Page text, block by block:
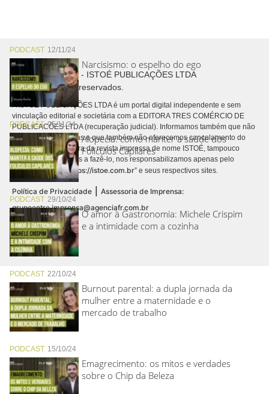
PODCAST 12/11/24
Narcisismo: o espelho do ego
PODCAST05/11/24
Alopecia: como manter a saúde dos
Folículos Capilares
PODCAST 29/10/24
O amor à Gastronomia: Michele Crispim
e a intimidade com a cozinha
PODCAST 22/10/24
Burnout parental: a dupla jornada da
mulher entre a maternidade e o
mercado de trabalho
PODCAST 15/10/24
Emagrecimento: os mitos e verdades
sobre o Chip da Beleza
Copyright © 2026 - ISTOÉ PUBLICAÇÕES LTDA
Todos os direitos reservados.
A ISTOÉ PUBLICAÇÕES LTDA é um portal digital independente e sem
vinculação editorial e societária com a EDITORA TRES COMÉRCIO DE
PUBLICACÕES LTDA (recuperação judicial). Informamos também que não
realizamos cobranças e que também não oferecemos cancelamento do
contrato de assinatura da revista impressa de nome ISTOÉ, tampouco
autorizamos terceiros a fazê-lo, nos responsabilizamos apenas pelo
conteúdo digital “https://istoe.com.br” e seus respectivos sites.
Política de Privacidade | Assessoria de Imprensa:
grupoentre.imprensa@agenciafr.com.br